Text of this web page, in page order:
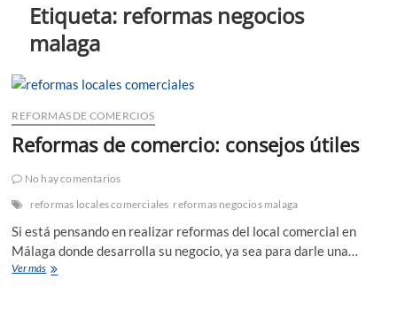
Etiqueta: reformas negocios
malaga
REFORMAS DE COMERCIOS
Reformas de comercio: consejos útiles
No hay comentarios
reformas locales comerciales reformas negocios malaga
Si está pensando en realizar reformas del local comercial en
Málaga donde desarrolla su negocio, ya sea para darle una…
Ver másReformas